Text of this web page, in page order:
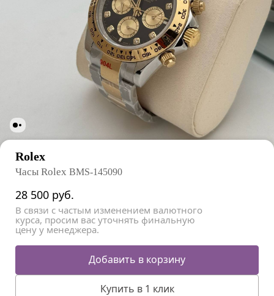
Rolex
Часы Rolex BMS-145090
28 500 руб.
В связи с частым изменением валютного
курса, просим вас уточнять финальную
цену у менеджера.
Добавить в корзину
Купить в 1 клик